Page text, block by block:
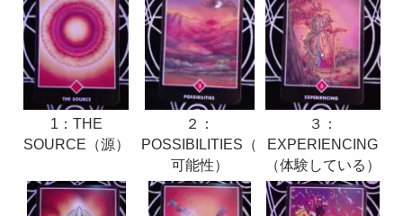
1：THE
SOURCE（源）
２：
POSSIBILITIES（
可能性）
３：
EXPERIENCING
（体験している）